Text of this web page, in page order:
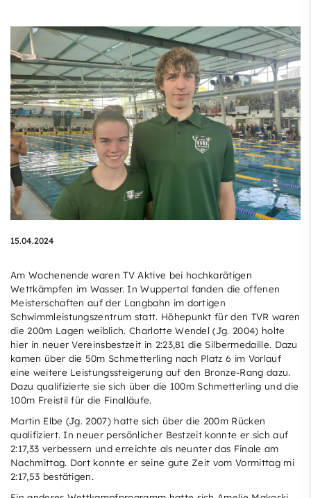
15.04.2024
Am Wochenende waren TV Aktive bei hochkarätigen
Wettkämpfen im Wasser. In Wuppertal fanden die offenen
Meisterschaften auf der Langbahn im dortigen
Schwimmleistungszentrum statt. Höhepunkt für den TVR waren
die 200m Lagen weiblich. Charlotte Wendel (Jg. 2004) holte
hier in neuer Vereinsbestzeit in 2:23,81 die Silbermedaille. Dazu
kamen über die 50m Schmetterling nach Platz 6 im Vorlauf
eine weitere Leistungssteigerung auf den Bronze-Rang dazu.
Dazu qualifizierte sie sich über die 100m Schmetterling und die
100m Freistil für die Finalläufe.
Martin Elbe (Jg. 2007) hatte sich über die 200m Rücken
qualifiziert. In neuer persönlicher Bestzeit konnte er sich auf
2:17,33 verbessern und erreichte als neunter das Finale am
Nachmittag. Dort konnte er seine gute Zeit vom Vormittag mi
2:17,53 bestätigen.